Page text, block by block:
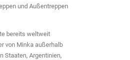
und Außentreppen
bereits weltweit
von Minka außerhalb
Staaten, Argentinien,